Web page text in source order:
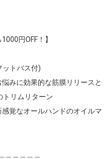
円OFF！】
ットバス付)
みに効果的な筋膜リリースと
トリムリターン
覚なオールハンドのオイルマ